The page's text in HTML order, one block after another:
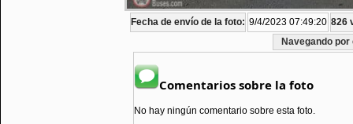
Fecha de envío de la foto: 9/4/2023 07:49:20 826
Navegando
Comentarios sobre la foto
No hay ningún comentario sobre esta foto.